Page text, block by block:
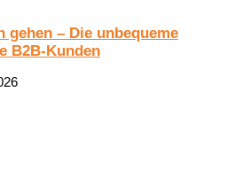
– Die unbequeme
B2B-Kunden